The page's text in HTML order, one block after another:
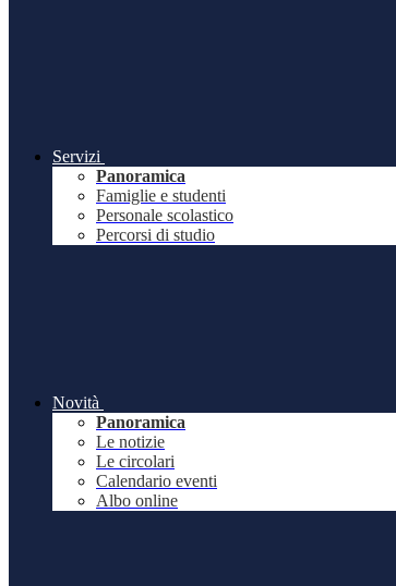
Servizi
Panoramica
Famiglie e studenti
Personale scolastico
Percorsi di studio
Novità
Panoramica
Le notizie
Le circolari
Calendario eventi
Albo online